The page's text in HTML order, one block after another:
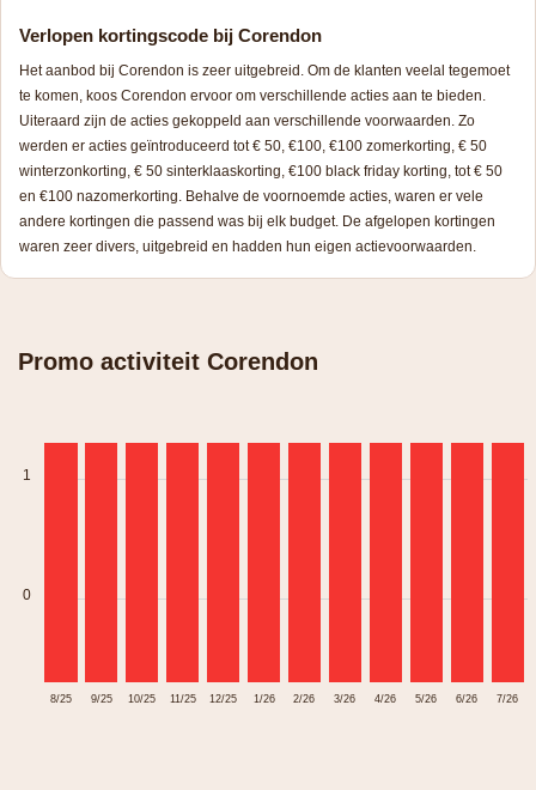
Verlopen kortingscode bij Corendon
Het aanbod bij Corendon is zeer uitgebreid. Om de klanten veelal tegemoet
te komen, koos Corendon ervoor om verschillende acties aan te bieden.
Uiteraard zijn de acties gekoppeld aan verschillende voorwaarden. Zo
werden er acties geïntroduceerd tot € 50, €100, €100 zomerkorting, € 50
winterzonkorting, € 50 sinterklaaskorting, €100 black friday korting, tot € 50
en €100 nazomerkorting. Behalve de voornoemde acties, waren er vele
andere kortingen die passend was bij elk budget. De afgelopen kortingen
waren zeer divers, uitgebreid en hadden hun eigen actievoorwaarden.
Promo activiteit Corendon
1
0
8/25 9/25 10/25 11/25 12/25 1/26 2/26 3/26 4/26 5/26 6/26 7/26